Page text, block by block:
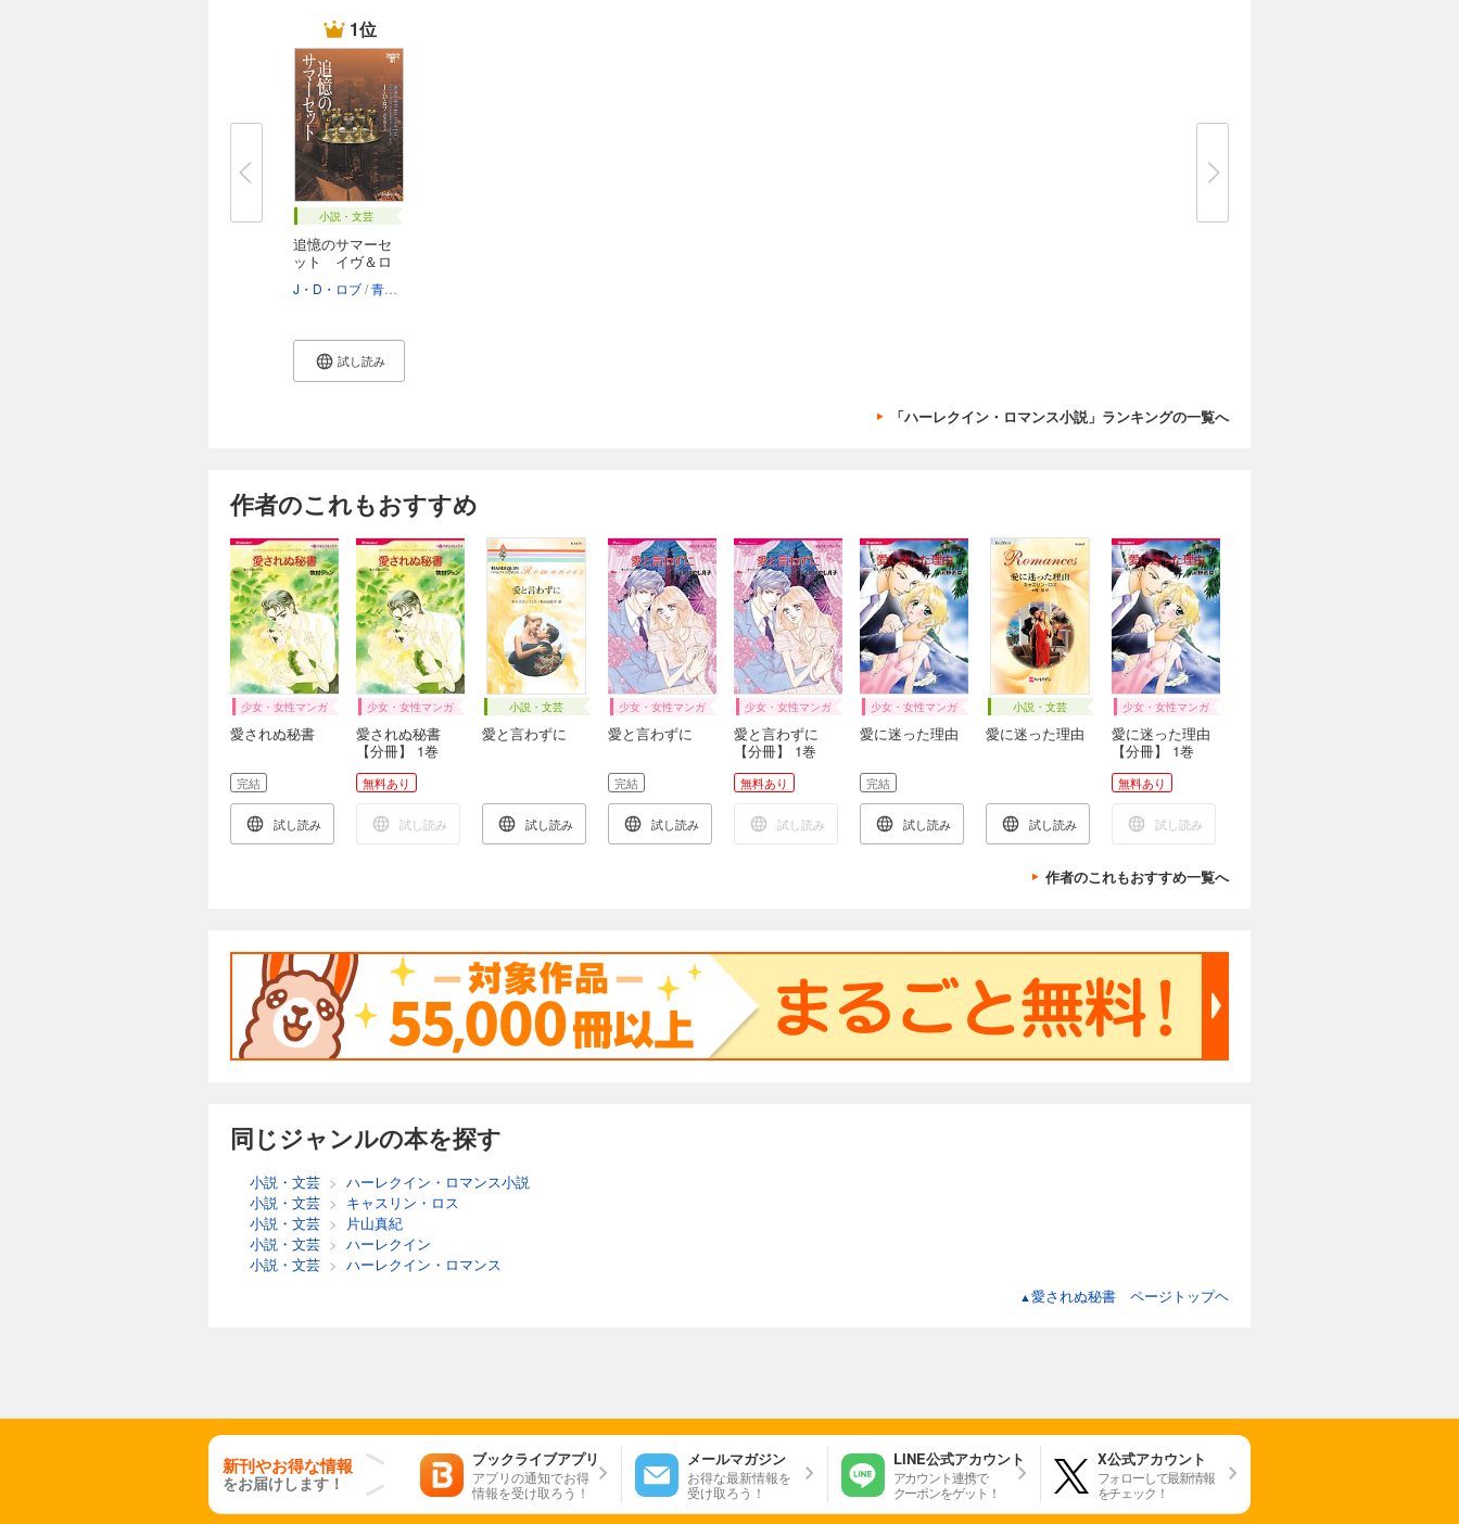
1位
小説・文芸
追憶のサマーセ
ット イヴ＆ロ
J・D・ロブ 青木悦子
試し読み
「ハーレクイン・ロマンス小説」ランキングの一覧へ
作者のこれもおすすめ
少女・女性マンガ
愛されぬ秘書
完結
試し読み
少女・女性マンガ
愛されぬ秘書
【分冊】 1巻
無料あり
試し読み
小説・文芸
愛と言わずに
試し読み
少女・女性マンガ
愛と言わずに
完結
試し読み
少女・女性マンガ
愛と言わずに
【分冊】 1巻
無料あり
試し読み
少女・女性マンガ
愛に迷った理由
完結
試し読み
小説・文芸
愛に迷った理由
試し読み
少女・女性マンガ
愛に迷った理由
【分冊】 1巻
無料あり
試し読み
作者のこれもおすすめ一覧へ
同じジャンルの本を探す
小説・文芸 > ハーレクイン・ロマンス小説
小説・文芸 > キャスリン・ロス
小説・文芸 >
片山真紀
小説・文芸 > ハーレクイン
小説・文芸 > ハーレクイン・ロマンス
▲愛されぬ秘書 ページトップヘ
新刊やお得な情報
をお届けします！
ブックライブアプリ
アプリの通知でお得
情報を受け取ろう！
メールマガジン
お得な最新情報を
受け取ろう！
LINE公式アカウント
アカウント連携で
クーポンをゲット！
X公式アカウント
フォローして最新情報
をチェック！